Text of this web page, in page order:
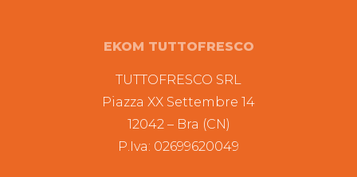
EKOM TUTTOFRESCO
TUTTOFRESCO SRL
Piazza XX Settembre 14
12042 – Bra (CN)
P.Iva: 02699620049